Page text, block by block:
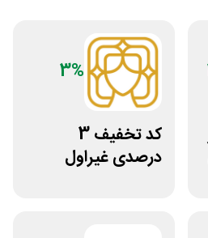
3%
کد تخفیف 3
درصدی غیراول